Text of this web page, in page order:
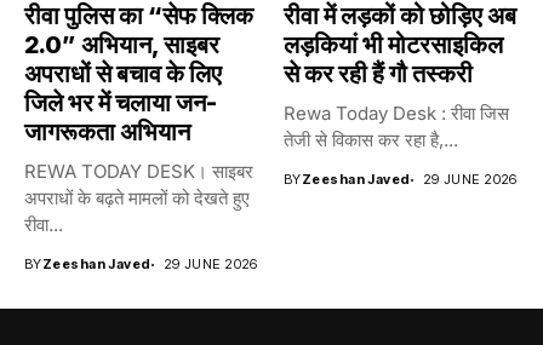
रीवा पुलिस का “सेफ क्लिक
2.0” अभियान, साइबर
अपराधों से बचाव के लिए
जिले भर में चलाया जन-
जागरूकता अभियान
REWA TODAY DESK। साइबर
अपराधों के बढ़ते मामलों को देखते हुए
रीवा...
BYZeeshan Javed 29 JUNE 2026
रीवा में लड़कों को छोड़िए अब
लड़कियां भी मोटरसाइकिल
से कर रही हैं गौ तस्करी
Rewa Today Desk : रीवा जिस
तेजी से विकास कर रहा है,...
BYZeeshan Javed 29 JUNE 2026